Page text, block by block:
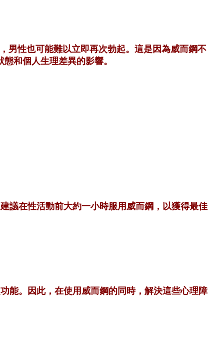
男性也可能難以立即再次勃起。這是因為威而鋼不
和個人生理差異的影響。
議在性活動前大約一小時服用威而鋼，以獲得最佳
能。因此，在使用威而鋼的同時，解決這些心理障